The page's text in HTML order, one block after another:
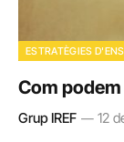
ESTRATÈGIES
Com
Grup IREF 12